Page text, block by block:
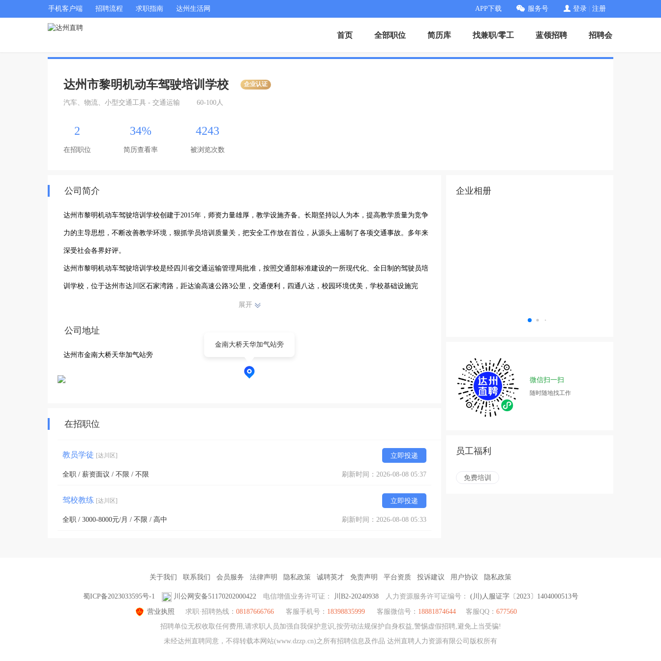
手机客户端 招聘流程 求职指南 达州生活网 APP下载 服务号 登录 注册
首页 全部职位 简历库 找兼职/零工 蓝领招聘 招聘会
达州市黎明机动车驾驶培训学校 企业认证
汽车、物流、小型交通工具 - 交通运输 60-100人
2
在招职位
34%
简历查看率
4243
被浏览次数
公司简介
达州市黎明机动车驾驶培训学校创建于2015年，师资力量雄厚，教学设施齐备。长期坚持以人为本，提高教学质量为竞争
力的主导思想，不断改善教学环境，狠抓学员培训质量关，把安全工作放在首位，从源头上遏制了各项交通事故。多年来
深受社会各界好评。
达州市黎明机动车驾驶培训学校是经四川省交通运输管理局批准，按照交通部标准建设的一所现代化、全日制的驾驶员培
训学校，位于达州市达川区石家湾路，距达渝高速公路3公里，交通便利，四通八达，校园环境优美，学校基础设施完
善，教学设备齐全，学校注重发展，本着以“培养合格人才，服务于社会”的办学理念，运用科学管理，文明廉洁教学，采
目前，该校教职工超过30人，其中管理人员5人，理论教练员2人，业务员1人，操作教练员22人，教学用车20台，极大改
善了驾校的教学条件。根据教学大纲的总体要求，学校斥巨资修建了10600平方米左右的训练场地、培训科目齐全，有专
业的训练路面，同时购置了模拟驾驶器、电教化设备、汽车驾驶IC卡计时培训系统等，
本校常年招收c1c2学员。
展开
公司地址
达州市金南大桥天华加气站旁
金南大桥天华加气站旁
在招职位
教员学徒 [达川区] 立即投递
全职 / 薪资面议 / 不限 / 不限 刷新时间：2026-08-08 05:37
驾校教练 [达川区] 立即投递
全职 / 3000-8000元/月 / 不限 / 高中 刷新时间：2026-08-08 05:33
企业相册
微信扫一扫
随时随地找工作
员工福利
免费培训
关于我们 联系我们 会员服务 法律声明 隐私政策 诚聘英才 免责声明 平台资质 投诉建议 用户协议 隐私政策
蜀ICP备2023033595号-1 川公网安备51170202000422 电信增值业务许可证： 川B2-20240938 人力资源服务许可证编号： (川)人服证字〔2023〕1404000513号
营业执照 求职·招聘热线： 08187666766 客服手机号： 18398835999 客服微信号： 18881874644 客服QQ： 677560
招聘单位无权收取任何费用,请求职人员加强自我保护意识,按劳动法规保护自身权益,警惕虚假招聘,避免上当受骗!
未经达州直聘同意，不得转载本网站(www.dzzp.cn)之所有招聘信息及作品 达州直聘人力资源有限公司版权所有